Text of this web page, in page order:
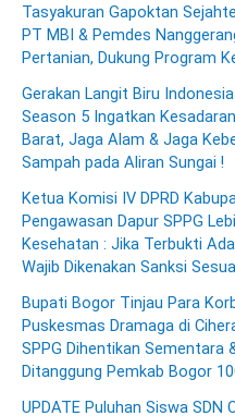
Tasyakuran Gapoktan
PT MBI & Pemdes
Pertanian, Dukung Program
Gerakan Langit Biru
Season 5 Ingatkan
Barat, Jaga Alam & Jaga
Sampah pada Aliran Sungai !
Ketua Komisi IV DPRD
Pengawasan Dapur SPPG
Kesehatan : Jika Terbukti
Wajib Dikenakan Sanksi
Bupati Bogor Tinjau Para
Puskesmas Dramaga di
SPPG Dihentikan Sementara
Ditanggung Pemkab Bogor
UPDATE Puluhan Siswa SDN